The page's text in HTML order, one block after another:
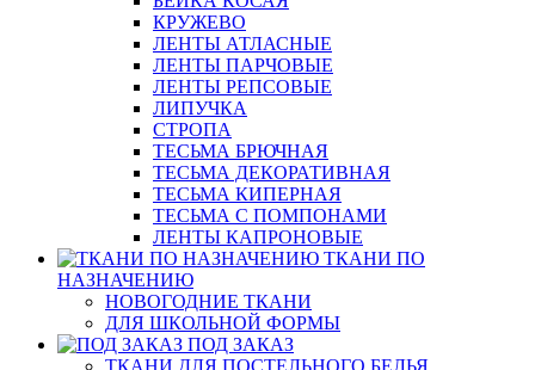
КРУЖЕВО
ЛЕНТЫ АТЛАСНЫЕ
ЛЕНТЫ ПАРЧОВЫЕ
ЛЕНТЫ РЕПСОВЫЕ
ЛИПУЧКА
СТРОПА
ТЕСЬМА БРЮЧНАЯ
ТЕСЬМА ДЕКОРАТИВНАЯ
ТЕСЬМА КИПЕРНАЯ
ТЕСЬМА С ПОМПОНАМИ
ЛЕНТЫ КАПРОНОВЫЕ
ТКАНИ ПО
НАЗНАЧЕНИЮ
НОВОГОДНИЕ ТКАНИ
ДЛЯ ШКОЛЬНОЙ ФОРМЫ
ПОД ЗАКАЗ
ТКАНИ ДЛЯ ПОСТЕЛЬНОГО БЕЛЬЯ